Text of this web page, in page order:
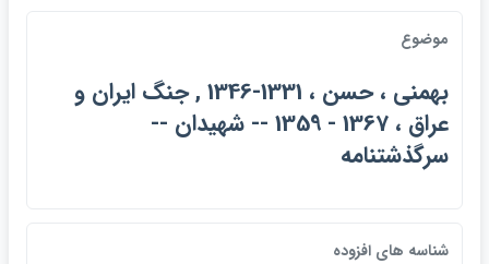
موضوع
بهمني ، حسن ، 1331-1346 , جنگ ايران و
عراق ، 1367 - 1359 -- شهيدان --
سرگذشتنامه
شناسه هاي افزوده